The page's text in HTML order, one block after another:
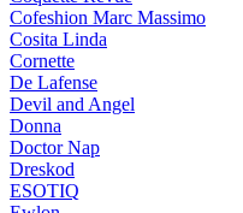
Cofeshion Marc Massimo
Cosita Linda
Cornette
De Lafense
Devil and Angel
Donna
Doctor Nap
Dreskod
ESOTIQ